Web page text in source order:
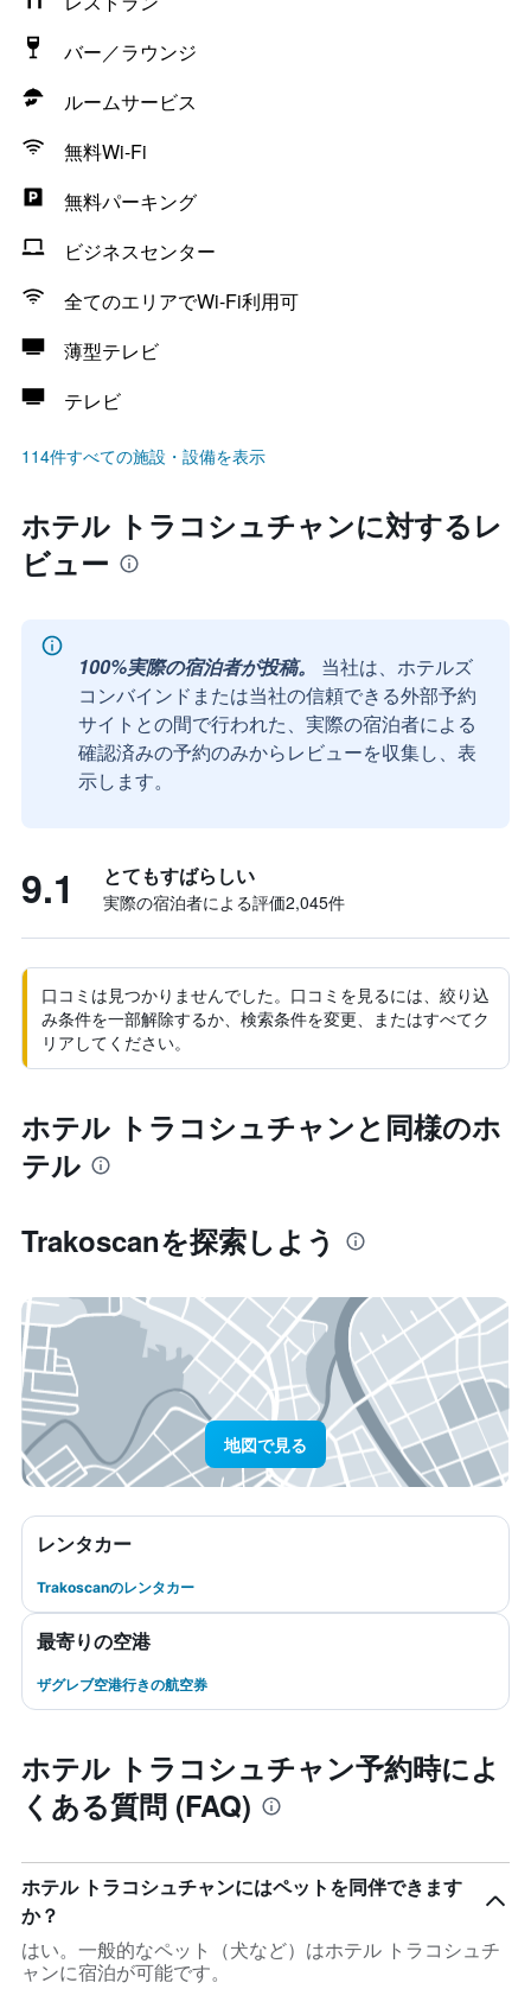
バー／ラウンジ
ルームサービス
無料Wi-Fi
無料パーキング
ビジネスセンター
全てのエリアでWi-Fi利用可
薄型テレビ
テレビ
114件すべての施設・設備を表示
ホテル トラコシュチャンに対するレ
ビュー
100%実際の宿泊者が投稿。
当社は、ホテルズ
コンバインドまたは当社の信頼できる外部予約
サイトとの間で行われた、実際の宿泊者による
確認済みの予約のみからレビューを収集し、表
示します。
9.1 とてもすばらしい
実際の宿泊者による評価2,045​件
口コミは見つかりませんでした。口コミを見るには、絞り込
み条件を一部解除するか、検索条件を変更、またはすべてク
リアしてください。
ホテル トラコシュチャンと同様のホ
テル
Trakoscan​を探索しよう
地図で見る
レンタカー
Trakoscanのレンタカー
最寄りの空港
ザグレブ空港行きの航空券
ホテル トラコシュチャン予約時によ
くある質問 (FAQ)
ホテル トラコシュチャンにはペットを同伴できます
か？
はい。一般的なペット（犬など）はホテル トラコシュチ
ャンに宿泊が可能です。